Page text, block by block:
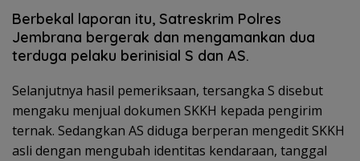
Berbekal laporan itu, Satreskrim Polres
Jembrana bergerak dan mengamankan dua
terduga pelaku berinisial S dan AS.
Selanjutnya hasil pemeriksaan, tersangka S disebut
mengaku menjual dokumen SKKH kepada pengirim
ternak. Sedangkan AS diduga berperan mengedit SKKH
asli dengan mengubah identitas kendaraan, tanggal